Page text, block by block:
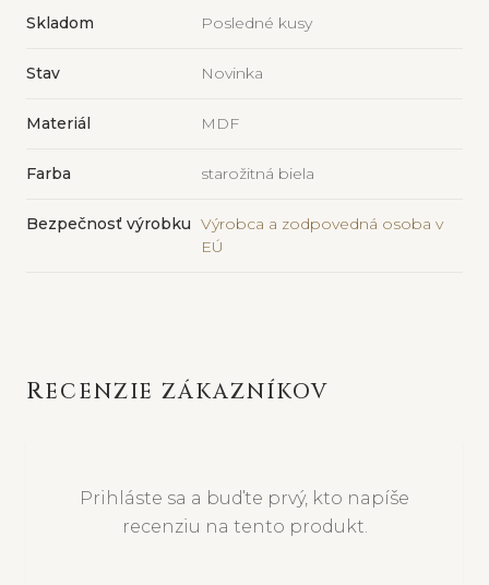
Skladom Posledné kusy
Stav Novinka
Materiál MDF
Farba starožitná biela
Bezpečnosť výrobku Výrobca a zodpovedná osoba v
EÚ
RECENZIE ZÁKAZNÍKOV
Prihláste sa a buďte prvý, kto napíše
recenziu na tento produkt.